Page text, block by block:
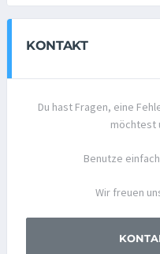
KONTAKT
Du hast Fragen, eine
möchtest
Benutze
Wir freuen